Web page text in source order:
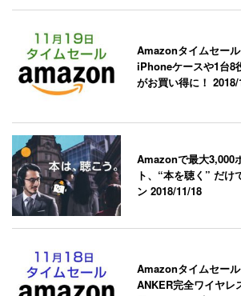
Amazonタイムセー
iPhoneケースや1台8
がお買い得に！
Amazonで最大3,000
ト、“本を聴く” だけ
ン2018/11/18
Amazonタイムセー
ANKER完全ワイヤレ